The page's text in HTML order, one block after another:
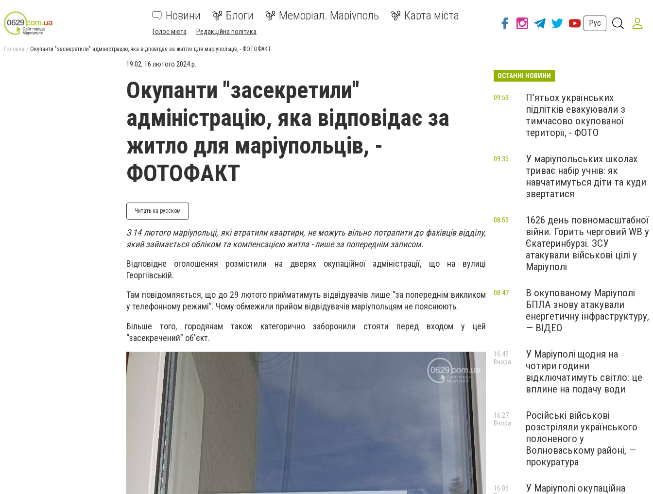
Новини Блоги Меморіал. Маріуполь Карта міста
Голос міста Редакційна політика
Рус
Головна Окупанти "засекретили" адміністрацію, яка відповідає за житло для маріупольців, - ФОТОФАКТ
19:02, 16 лютого 2024 р.
Окупанти "засекретили"
адміністрацію, яка відповідає за
житло для маріупольців, -
ФОТОФАКТ
Читать на русском
З 14 лютого маріупольці, які втратили квартири, не можуть вільно потрапити до фахівців відділу,
який займається обліком та компенсацією житла - лише за попереднім записом.
Відповідне оголошення розмістили на дверях окупаційної адміністрації, що на вулиці
Георгіївській.
Там повідомляється, що до 29 лютого прийматимуть відвідувачів лише “за попереднім викликом
у телефонному режимі”. Чому обмежили прийом відвідувачів маріупольцям не пояснюють.
Більше того, городянам також категорично заборонили стояти перед входом у цей
“засекречений” об'єкт.
ОСТАННІ НОВИНИ
П’ятьох українських
підлітків евакуювали з
тимчасово окупованої
території, - ФОТО
09:53
У маріупольських школах
триває набір учнів: як
навчатимуться діти та куди
звертатися
09:35
1626 день повномасштабної
війни. Горить черговий WB у
Єкатеринбурзі. ЗСУ
атакували військові цілі у
Маріуполі
08:55
В окупованому Маріуполі
БПЛА знову атакували
енергетичну інфраструктуру,
— ВІДЕО
08:47
У Маріуполі щодня на
чотири години
відключатимуть світло: це
вплине на подачу води
16:45
Вчора
Російські військові
розстріляли українського
полоненого у
Волноваському районі, —
прокуратура
16:27
Вчора
У Маріуполі окупаційна
16:06